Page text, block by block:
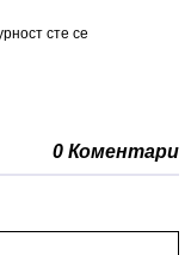
сте се
0 Коментари